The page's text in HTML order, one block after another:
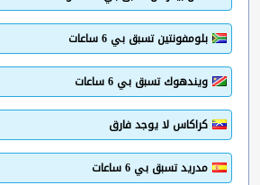
بلومفونتين تسبق بي 6 ساعات
ويندهوك تسبق بي 6 ساعات
كراكاس لا يوجد فارق
مدريد تسبق بي 6 ساعات